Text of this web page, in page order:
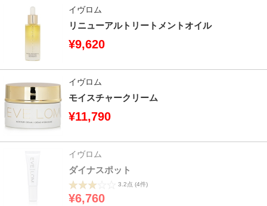
イヴロム
リニューアルトリートメントオイル
¥9,620
イヴロム
モイスチャークリーム
¥11,790
イヴロム
ダイナスポット
3.2点 (4件)
¥6,760